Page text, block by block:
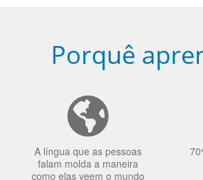
Porquê
A língua que as pessoas
falam molda a maneira
como elas veem o mundo